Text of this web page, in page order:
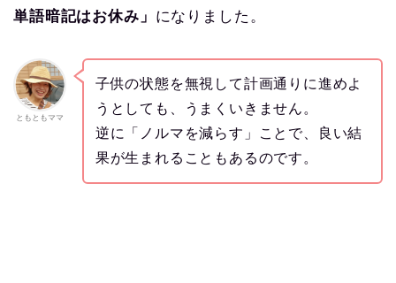
単語暗記はお休み」 になりました。
ともともママ
子供の状態を無視して計画通りに進めよ
うとしても、うまくいきません。
逆に「ノルマを減らす」ことで、良い結
果が生まれることもあるのです。